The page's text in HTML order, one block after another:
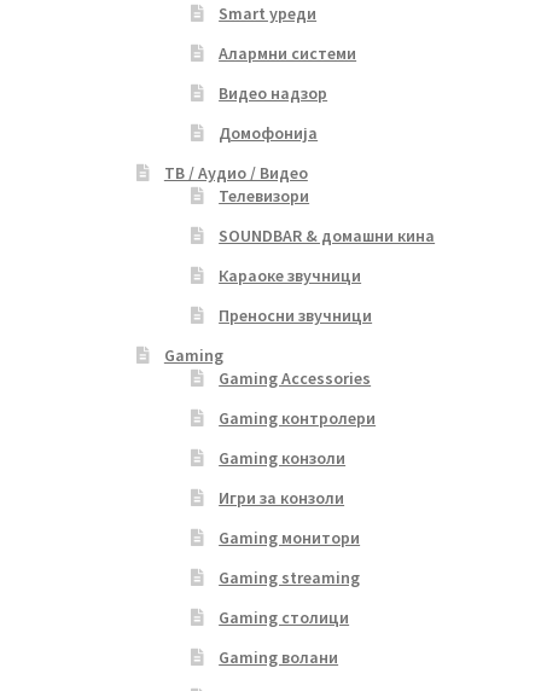
Smart уреди
Алармни системи
Видео надзор
Домофонија
ТВ / Аудио / Видео
Телевизори
SOUNDBAR & домашни кина
Караоке звучници
Преносни звучници
Gaming
Gaming Accessories
Gaming контролери
Gaming конзоли
Игри за конзоли
Gaming монитори
Gaming streaming
Gaming столици
Gaming волани